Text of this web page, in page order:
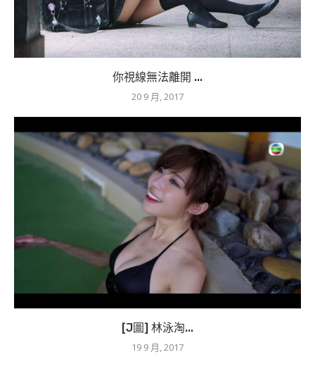
你視線無法離開 ...
20 9 月, 2017
[J圖] 林泳淘...
19 9 月, 2017